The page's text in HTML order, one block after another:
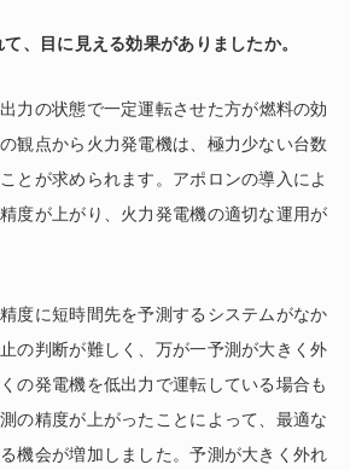
、目に見える効果がありましたか。
の状態で一定運転させた方が燃料の効
観点から火力発電機は、極力少ない台数
とが求められます。アポロンの導入によ
度が上がり、火力発電機の適切な運用が
度に短時間先を予測するシステムがなか
の判断が難しく、万が一予測が大きく外
の発電機を低出力で運転している場合も
の精度が上がったことによって、最適な
機会が増加しました。予測が大きく外れ